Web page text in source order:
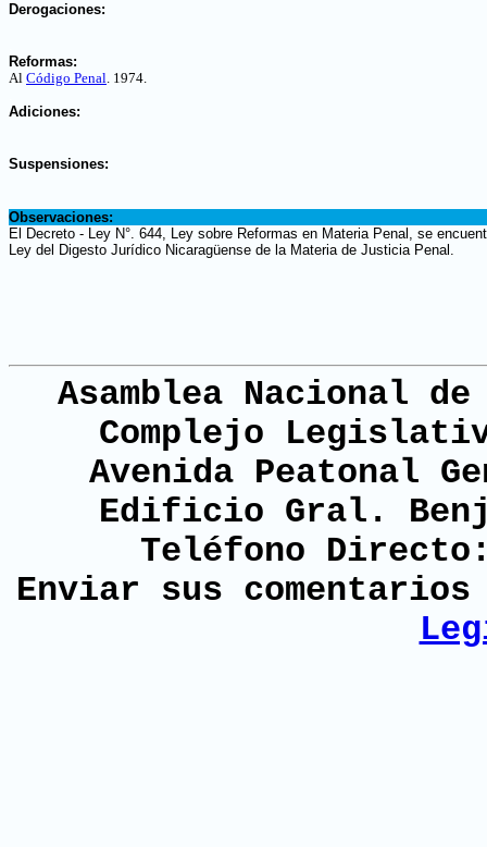
Derogaciones:
Reformas:
Al Código Penal. 1974.
Adiciones:
Suspensiones:
Observaciones:
El Decreto - Ley N°. 644, Ley sobre Reformas en Materia Penal, se
Ley del Digesto Jurídico Nicaragüense de la Materia de Justicia Penal.
Asamblea Nacional
Complejo
Avenida Peatonal
Edificio Gral.
Teléfono
Enviar sus